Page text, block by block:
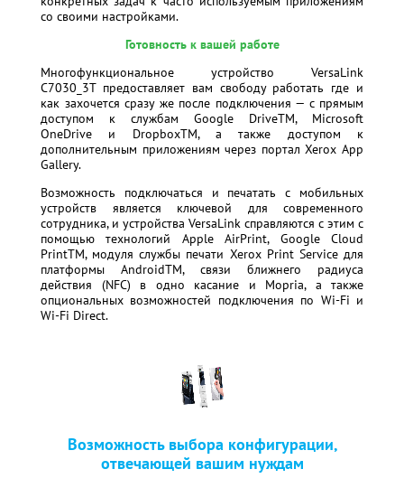
со своими настройками.
Готовность к вашей работе
Многофункциональное устройство VersaLink
C7030_3T предоставляет вам свободу работать где и
как захочется сразу же после подключения — с прямым
доступом к службам Google DriveTM, Microsoft
OneDrive и DropboxTM, а также доступом к
дополнительным приложениям через портал Xerox App
Gallery.
Возможность подключаться и печатать с мобильных
устройств является ключевой для современного
сотрудника, и устройства VersaLink справляются с этим с
помощью технологий Apple AirPrint, Google Cloud
PrintTM, модуля службы печати Xerox Print Service для
платформы AndroidTM, связи ближнего радиуса
действия (NFC) в одно касание и Mopria, а также
опциональных возможностей подключения по Wi-Fi и
Wi-Fi Direct.
Возможность выбора конфигурации,
отвечающей вашим нуждам